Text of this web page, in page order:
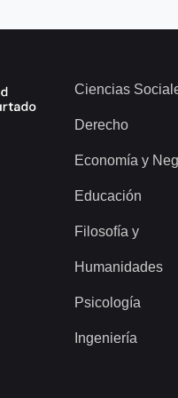
Ciencias
Derecho
Economía y
Educación
Filosofía y
Humanidades
Psicología
Ingeniería